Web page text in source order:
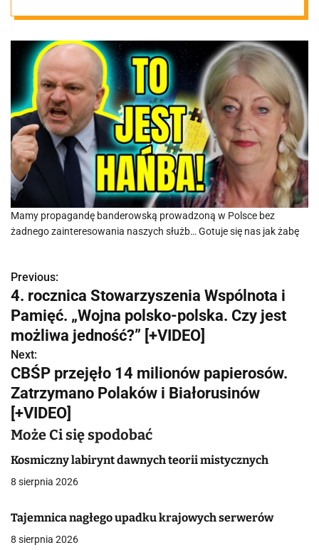
miliony
cudzoziemców
Mamy propagandę banderowską prowadzoną w Polsce bez
żadnego zainteresowania naszych służb… Gotuje się nas jak żabę
N
a
w
i
g
a
c
j
w
Previous:
4. rocznica Stowarzyszenia Wspólnota i
Pamięć. „Wojna polsko-polska. Czy jest
możliwa jedność?” [+VIDEO]
Next:
CBŚP przejęło 14 milionów papierosów.
Zatrzymano Polaków i Białorusinów
[+VIDEO]
Może Ci się spodobać
Kosmiczny labirynt dawnych teorii mistycznych
8 sierpnia 2026
Tajemnica nagłego upadku krajowych serwerów
8 sierpnia 2026